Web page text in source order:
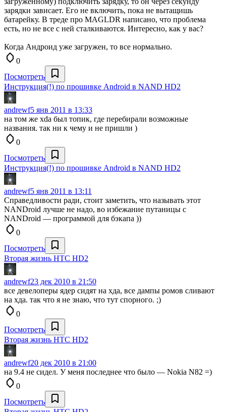
зарядки зависает. Его не включить, пока не вытащишь
батарейку. В треде про MAGLDR написано, что проблема
есть, но не все с ней сталкиваются. Интересно, как у вас?
Когда Андроид уже загружен, то все нормально.
0
Посмотреть
Инструкция(!) по прошивке Android в NAND HD2
andrewf5 янв 2011 в 13:33
на том же xda был топик, где перебирали возможные
названия. так ни к чему и не пришли )
0
Посмотреть
Инструкция(!) по прошивке Android в NAND HD2
andrewf5 янв 2011 в 13:11
Справедливости ради, стоит заметить, что называть этот
NANDroid лучше не надо, во избежание путаницы с
NANDroid — программой для бэкапа ))
0
Посмотреть
Вторая жизнь HTC HD2
andrewf23 дек 2010 в 21:50
все девелоперы ядер сидят на хда, все дампы ромов сливают
на хда. так что я не знаю, что тут спорного. ;)
0
Посмотреть
Вторая жизнь HTC HD2
andrewf20 дек 2010 в 21:00
на 9.4 не сидел. У меня последнее что было — Nokia N82 =)
0
Посмотреть